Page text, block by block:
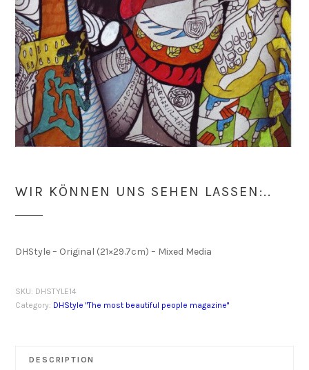
WIR KÖNNEN UNS SEHEN LASSEN:..
DHStyle – Original (21×29.7cm) – Mixed Media
SKU: DHSTYLE14
Category: DHStyle "The most beautiful people magazine"
DESCRIPTION